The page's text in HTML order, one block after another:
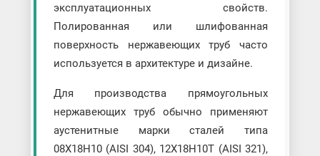
эксплуатационных свойств.
Полированная или шлифованная
поверхность нержавеющих труб часто
используется в архитектуре и дизайне.
Для производства прямоугольных
нержавеющих труб обычно применяют
аустенитные марки сталей типа
08Х18Н10 (AISI 304), 12Х18Н10Т (AISI 321),